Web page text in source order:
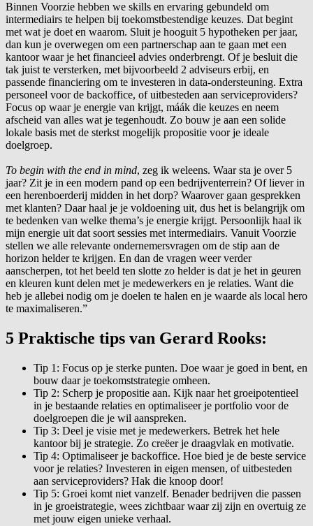
Binnen Voorzie hebben we skills en ervaring gebundeld om
intermediairs te helpen bij toekomstbestendige keuzes. Dat begint
met wat je doet en waarom. Sluit je hooguit 5 hypotheken per jaar,
dan kun je overwegen om een partnerschap aan te gaan met een
kantoor waar je het financieel advies onderbrengt. Of je besluit die
tak juist te versterken, met bijvoorbeeld 2 adviseurs erbij, en
passende financiering om te investeren in data-ondersteuning. Extra
personeel voor de backoffice, of uitbesteden aan serviceproviders?
Focus op waar je energie van krijgt, máák die keuzes en neem
afscheid van alles wat je tegenhoudt. Zo bouw je aan een solide
lokale basis met de sterkst mogelijk propositie voor je ideale
doelgroep.
To begin with the end in mind, zeg ik weleens. Waar sta je over 5
jaar? Zit je in een modern pand op een bedrijventerrein? Of liever in
een herenboerderij midden in het dorp? Waarover gaan gesprekken
met klanten? Daar haal je je voldoening uit, dus het is belangrijk om
te bedenken van welke thema’s je energie krijgt. Persoonlijk haal ik
mijn energie uit dat soort sessies met intermediairs. Vanuit Voorzie
stellen we alle relevante ondernemersvragen om de stip aan de
horizon helder te krijgen. En dan de vragen weer verder
aanscherpen, tot het beeld ten slotte zo helder is dat je het in geuren
en kleuren kunt delen met je medewerkers en je relaties. Want die
heb je allebei nodig om je doelen te halen en je waarde als local hero
te maximaliseren.”
5 Praktische tips van Gerard Rooks:
Tip 1: Focus op je sterke punten. Doe waar je goed in bent, en
bouw daar je toekomststrategie omheen.
Tip 2: Scherp je propositie aan. Kijk naar het groeipotentieel
in je bestaande relaties en optimaliseer je portfolio voor de
doelgroepen die je wil aanspreken.
Tip 3: Deel je visie met je medewerkers. Betrek het hele
kantoor bij je strategie. Zo creëer je draagvlak en motivatie.
Tip 4: Optimaliseer je backoffice. Hoe bied je de beste service
voor je relaties? Investeren in eigen mensen, of uitbesteden
aan serviceproviders? Hak die knoop door!
Tip 5: Groei komt niet vanzelf. Benader bedrijven die passen
in je groeistrategie, wees zichtbaar waar zij zijn en overtuig ze
met jouw eigen unieke verhaal.